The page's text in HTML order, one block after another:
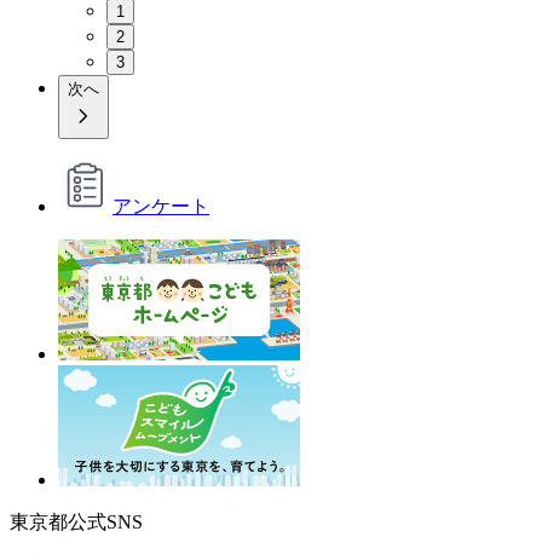
1
2
3
次へ
アンケート
東京都公式SNS